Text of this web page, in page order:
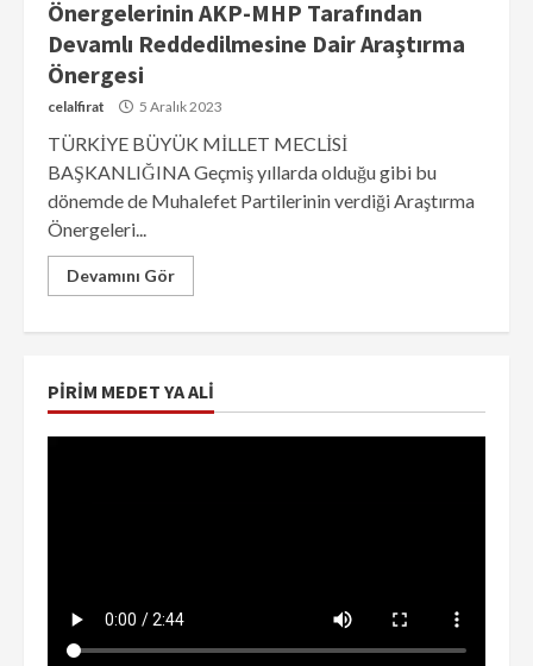
Önergelerinin AKP-MHP Tarafından
Devamlı Reddedilmesine Dair Araştırma
Önergesi
celalfirat 5 Aralık 2023
TÜRKİYE BÜYÜK MİLLET MECLİSİ
BAŞKANLIĞINA Geçmiş yıllarda olduğu gibi bu
dönemde de Muhalefet Partilerinin verdiği Araştırma
Önergeleri...
Devamını Gör
PIRIM MEDET YA ALI